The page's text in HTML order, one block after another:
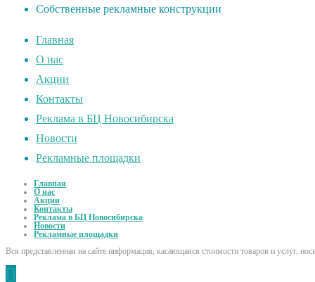
Собственные рекламные конструкции
Главная
О нас
Акции
Контакты
Реклама в БЦ Новосибирска
Новости
Рекламные площадки
Главная
О нас
Акции
Контакты
Реклама в БЦ Новосибирска
Новости
Рекламные площадки
Вся представленная на сайте информация, касающаяся стоимости товаров и услуг,